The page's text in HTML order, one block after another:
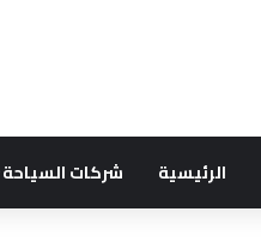
الرئيسية شركات السياحة